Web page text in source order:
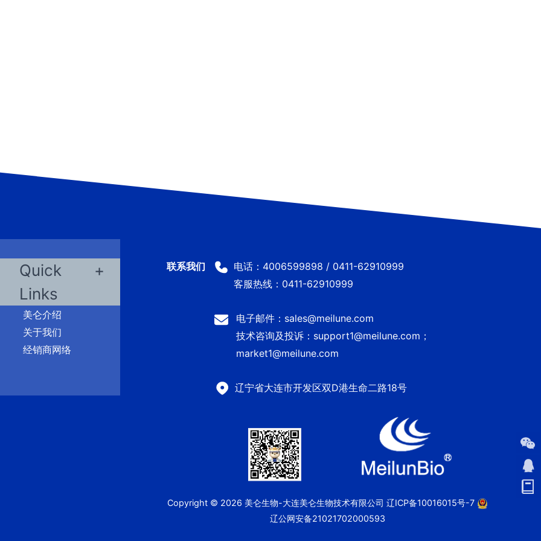
Quick
Links
美仑介绍
关于我们
经销商网络
电话：4006599898 / 0411-62910999
客服热线：0411-62910999
电子邮件：sales@meilune.com
技术咨询及投诉：support1@meilune.com；
market1@meilune.com
辽宁省大连市开发区双D港生命二路18号
Copyright © 2026 美仑生物-大连美仑生物技术有限公司 辽ICP备10016015号-7
辽公网安备21021702000593